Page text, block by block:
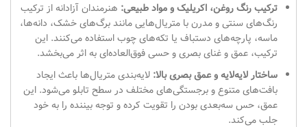
ترکیب رنگ روغن، اکریلیک و مواد طبیعی: هنرمندان آزادانه از ترکیب
رنگ‌های سنتی و مدرن با متریال‌هایی مانند برگ‌های خشک، دانه‌ها،
ماسه، پارچه‌های دستباف یا تکه‌های چوب استفاده می‌کنند. این
ترکیب، عمق و غنای بصری و حسی فوق‌العاده‌ای به اثر می‌بخشد.
ساختار لایه‌لایه و عمق بصری بالا: لایه‌بندی متریال‌ها باعث ایجاد
بافت‌های متنوع و برجستگی‌های مختلف در سطح تابلو می‌شود. این
عمق، حس سه‌بعدی بودن را تقویت کرده و توجه بیننده را به خود
جلب می‌کند.